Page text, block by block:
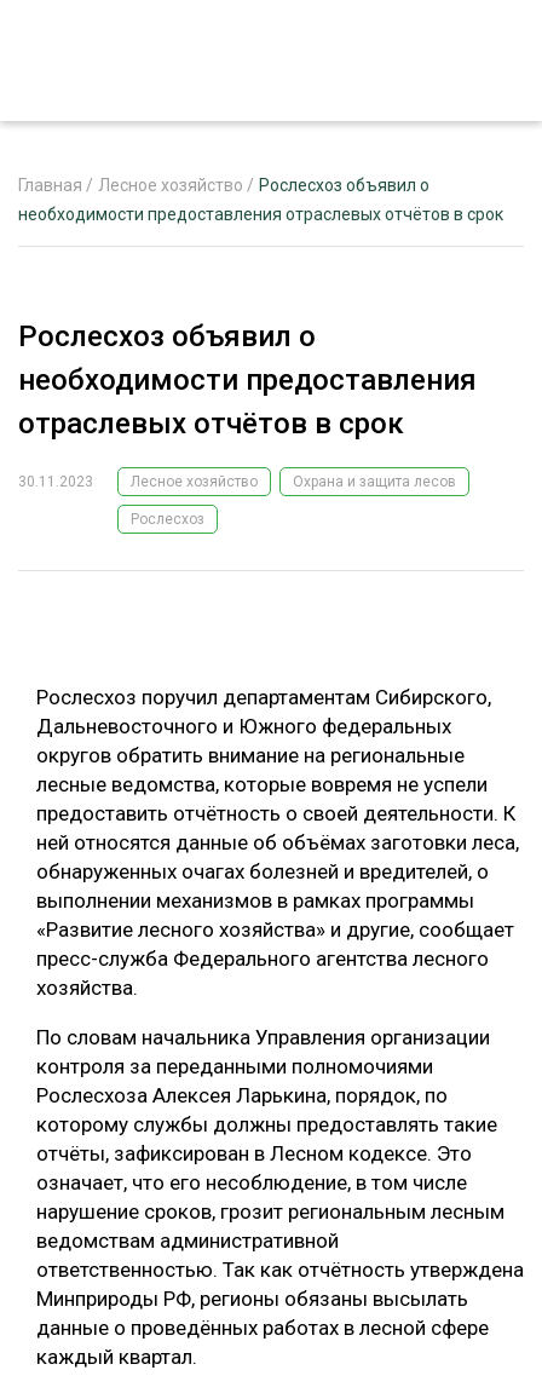
РЕКЛАМОДАТЕЛЯМ
ЛЕСНОЕ ХОЗЯЙСТВО
ЛЕСОЗАГОТОВКА
ОБРАБОТКА ДРЕВЕСИНЫ
ЛЕСОВОССТАНОВЛЕНИЕ И ЗАЩИТА
ЛОГИСТИКА
ПРОИЗВОДСТВО ДРЕВЕСНЫХ ПЛИТ
ЦБП
КОМПЛЕКСНАЯ ПЕРЕРАБОТКА
ДЕРЕВЯННОЕ ДОМОСТРОЕНИЕ
БЕЗОПАСНОЕ ПРОИЗВОДСТВО
СОРТИРОВКА ДРЕВЕСИНЫ
СУШКА ДРЕВЕСИНЫ
МЕБЕЛЬНОЕ ПРОИЗВОДСТВО
ТЕМАТИЧЕСКИЕ ПРОЕКТЫ
ЭКСПЕРТНОЕ МНЕНИЕ
Главная / Лесное хозяйство / Рослесхоз объявил о
необходимости предоставления отраслевых отчётов в срок
Рослесхоз объявил о
необходимости предоставления
отраслевых отчётов в срок
30.11.2023 Лесное хозяйство Охрана и защита лесов
Рослесхоз
Рослесхоз поручил департаментам Сибирского,
Дальневосточного и Южного федеральных
округов обратить внимание на региональные
лесные ведомства, которые вовремя не успели
предоставить отчётность о своей деятельности. К
ней относятся данные об объёмах заготовки леса,
обнаруженных очагах болезней и вредителей, о
выполнении механизмов в рамках программы
«Развитие лесного хозяйства» и другие, сообщает
пресс-служба Федерального агентства лесного
хозяйства.
По словам начальника Управления организации
контроля за переданными полномочиями
Рослесхоза Алексея Ларькина, порядок, по
которому службы должны предоставлять такие
отчёты, зафиксирован в Лесном кодексе. Это
означает, что его несоблюдение, в том числе
нарушение сроков, грозит региональным лесным
ведомствам административной
ответственностью. Так как отчётность утверждена
Минприроды РФ, регионы обязаны высылать
данные о проведённых работах в лесной сфере
каждый квартал.